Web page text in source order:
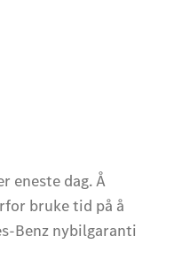
eneste dag. Å
bruke tid på å
Benz nybilgaranti